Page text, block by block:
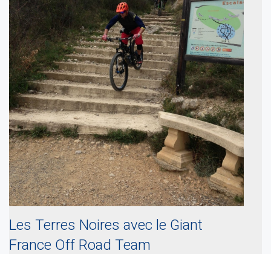
Les Terres Noires avec le Giant
France Off Road Team